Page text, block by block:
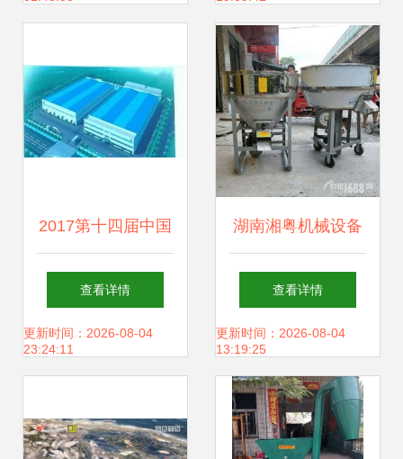
攻略一网打尽
效饲料保障
2017第十四届中国
畜牧饲料科技与经
济高层论坛 洞察趋
饲料销售新蓝图
查看详情
更新时间：2026-08-04
23:24:11
湖南湘粤机械设备
厂 多功能畜牧饲料
搅拌机报价、补贴
政策与产品解析
查看详情
更新时间：2026-08-04
13:19:25